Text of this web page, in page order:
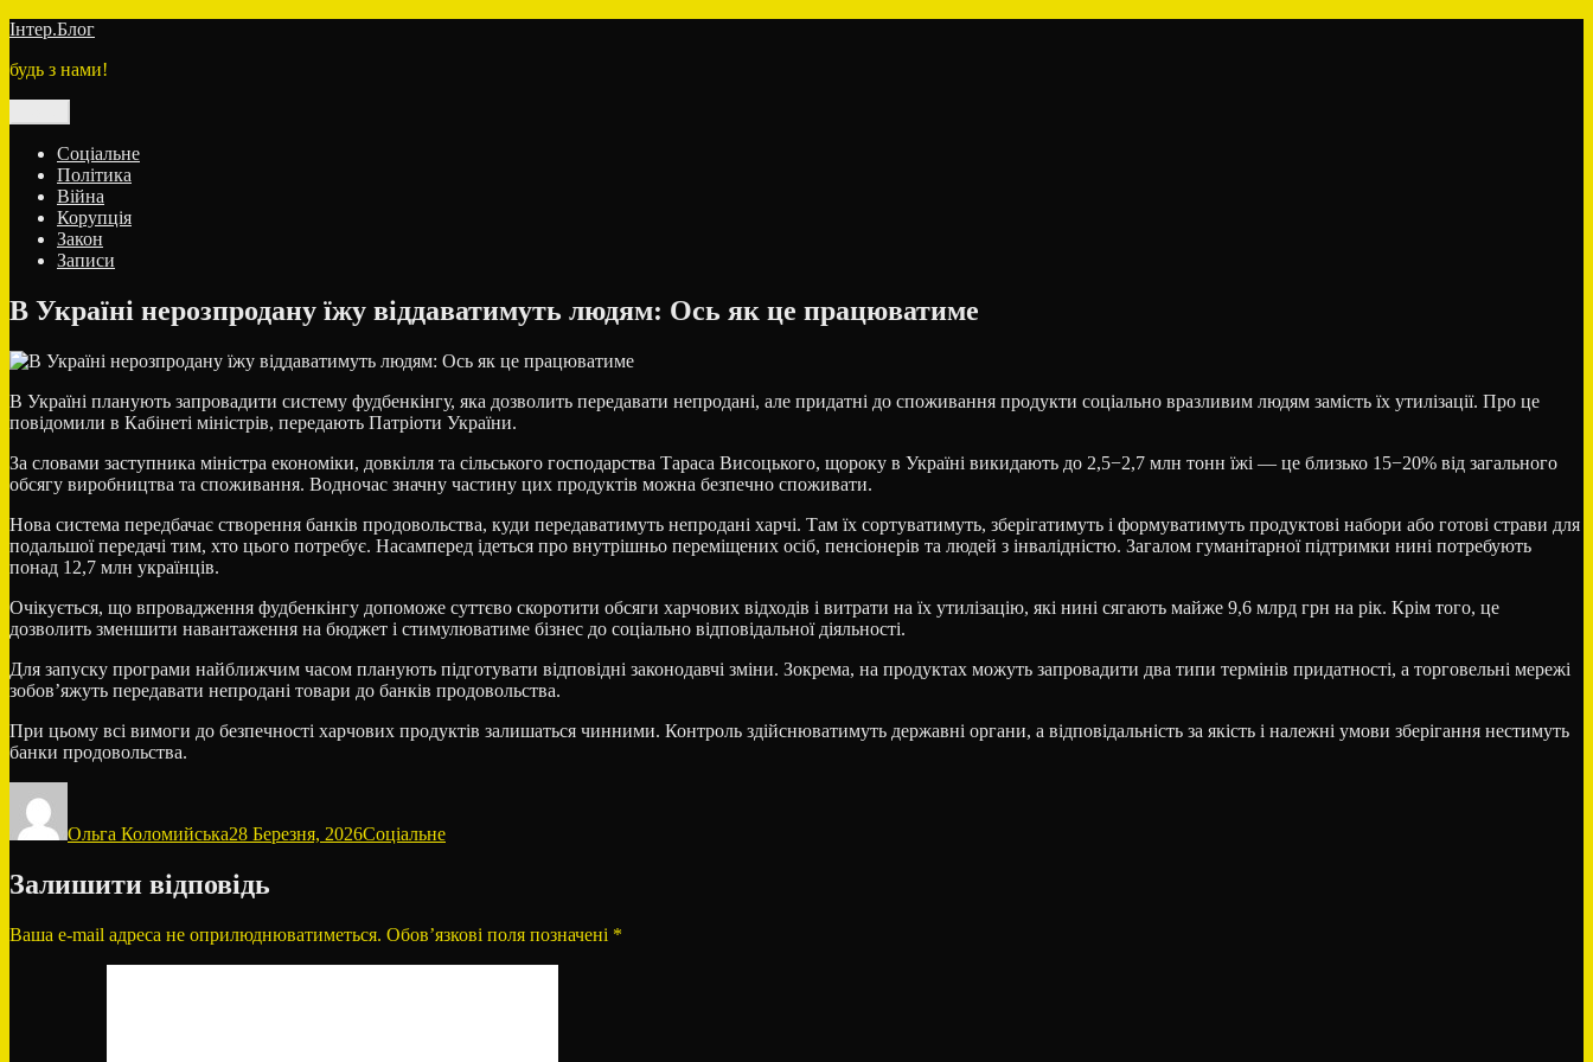
Перейти
вмісту
Інтер.Блог
будь з нами!
Соціальне
Політика
Війна
Корупція
Закон
Записи
В Україні нерозпродану їжу віддаватимуть людям: Ось як це працюватиме
В Україні планують запровадити систему фудбенкінгу, яка дозволить передавати непродані, але придатні до споживання продукти соціально вразливим людям замість їх утилізації. Про це
повідомили в Кабінеті міністрів, передають Патріоти України.
За словами заступника міністра економіки, довкілля та сільського господарства Тараса Висоцького, щороку в Україні викидають до 2,5−2,7 млн тонн їжі — це близько 15−20% від загального
обсягу виробництва та споживання. Водночас значну частину цих продуктів можна безпечно споживати.
Нова система передбачає створення банків продовольства, куди передаватимуть непродані харчі. Там їх сортуватимуть, зберігатимуть і формуватимуть продуктові набори або готові страви для
подальшої передачі тим, хто цього потребує. Насамперед ідеться про внутрішньо переміщених осіб, пенсіонерів та людей з інвалідністю. Загалом гуманітарної підтримки нині потребують
понад 12,7 млн українців.
Очікується, що впровадження фудбенкінгу допоможе суттєво скоротити обсяги харчових відходів і витрати на їх утилізацію, які нині сягають майже 9,6 млрд грн на рік. Крім того, це
дозволить зменшити навантаження на бюджет і стимулюватиме бізнес до соціально відповідальної діяльності.
Для запуску програми найближчим часом планують підготувати відповідні законодавчі зміни. Зокрема, на продуктах можуть запровадити два типи термінів придатності, а торговельні мережі
зобов’яжуть передавати непродані товари до банків продовольства.
При цьому всі вимоги до безпечності харчових продуктів залишаться чинними. Контроль здійснюватимуть державні органи, а відповідальність за якість і належні умови зберігання нестимуть
банки продовольства.
Ольга Коломийська28 Березня, 2026Соціальне
Залишити відповідь
Ваша e-mail адреса не оприлюднюватиметься. Обов’язкові поля позначені *